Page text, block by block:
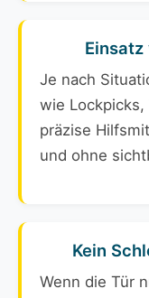
Einsatz
Je nach
wie
präzise
und ohne
Kein
Wenn die Tür